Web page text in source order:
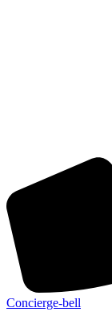
Concierge-bell